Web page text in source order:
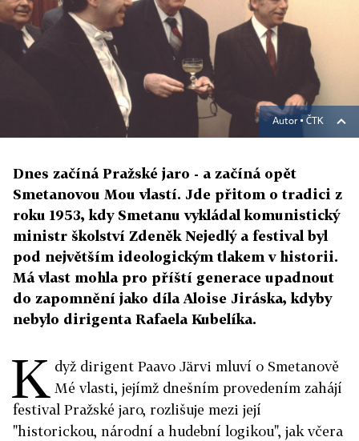
Autor ▪ ČTK
Dnes začíná Pražské jaro - a začíná opět
Smetanovou Mou vlastí. Jde přitom o tradici z
roku 1953, kdy Smetanu vykládal komunistický
ministr školství Zdeněk Nejedlý a festival byl
pod největším ideologickým tlakem v historii.
Má vlast mohla pro příští generace upadnout
do zapomnění jako díla Aloise Jiráska, kdyby
nebylo dirigenta Rafaela Kubelíka.
K dyž dirigent Paavo Järvi mluví o Smetanově
Mé vlasti, jejímž dnešním provedením zahájí
festival Pražské jaro, rozlišuje mezi její
"historickou, národní a hudební logikou", jak včera